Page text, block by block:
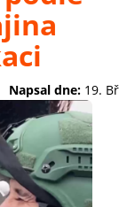
Napsal dne: 19.